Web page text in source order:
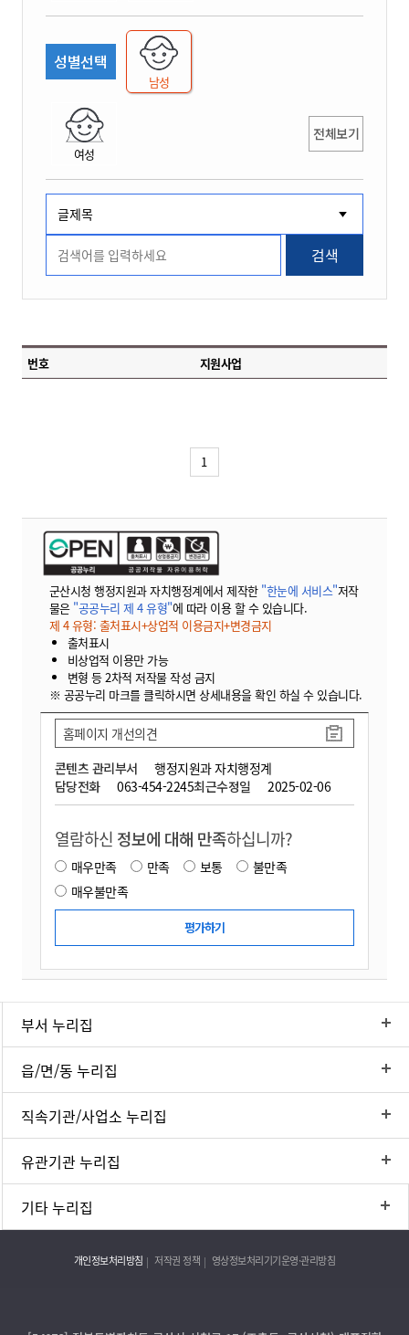
성별선택
남성
여성
전체보기
검색
번호 지원사업
1
군산시청 행정지원과 자치행정계에서 제작한 "한눈에 서비스"저작
물은 "공공누리 제 4 유형"에 따라 이용 할 수 있습니다.
제 4 유형: 출처표시+상업적 이용금지+변경금지
출처표시
비상업적 이용만 가능
변형 등 2차적 저작물 작성 금지
※ 공공누리 마크를 클릭하시면 상세내용을 확인 하실 수 있습니다.
콘텐츠 관리부서
행정지원과 자치행정계
담당전화
063-454-2245최근수정일 2025-02-06
홈페이지 개선의견
열람하신 정보에 대해 만족하십니까?
매우만족 만족 보통
불만족
매우불만족
부서 누리집
읍/면/동 누리집
직속기관/사업소 누리집
유관기관 누리집
기타 누리집
개인정보처리방침 저작권 정책 영상정보처리기기운영·관리방침